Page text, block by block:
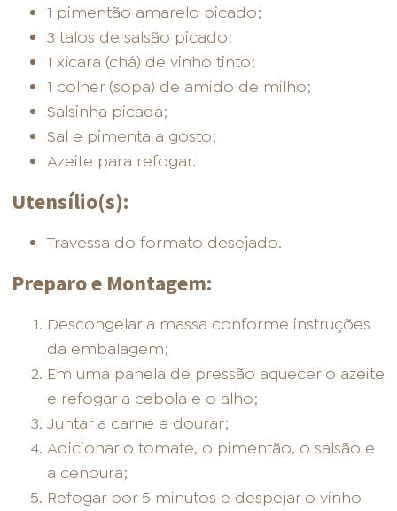
1 pimentão amarelo picado;
3 talos de salsão picado;
1 xícara (chá) de vinho tinto;
1 colher (sopa) de amido de milho;
Salsinha picada;
Sal e pimenta a gosto;
Azeite para refogar.
Utensílio(s):
Travessa do formato desejado.
Preparo e Montagem:
Descongelar a massa conforme instruções
da embalagem;
Em uma panela de pressão aquecer o azeite
e refogar a cebola e o alho;
Juntar a carne e dourar;
Adicionar o tomate, o pimentão, o salsão e
a cenoura;
Refogar por 5 minutos e despejar o vinho